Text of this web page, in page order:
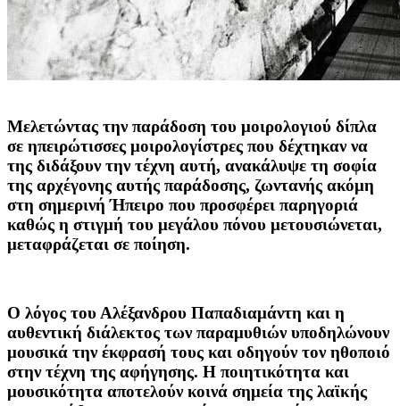
Μελετώντας την παράδοση του μοιρολογιού δίπλα
σε ηπειρώτισσες μοιρολογίστρες που δέχτηκαν να
της διδάξουν την τέχνη αυτή, ανακάλυψε τη σοφία
της αρχέγονης αυτής παράδοσης, ζωντανής ακόμη
στη σημερινή Ήπειρο που προσφέρει παρηγοριά
καθώς η στιγμή του μεγάλου πόνου μετουσιώνεται,
μεταφράζεται σε ποίηση.
Ο λόγος του Αλέξανδρου Παπαδιαμάντη και η
αυθεντική διάλεκτος των παραμυθιών υποδηλώνουν
μουσικά την έκφρασή τους και οδηγούν τον ηθοποιό
στην τέχνη της αφήγησης. Η ποιητικότητα και
μουσικότητα αποτελούν κοινά σημεία της λαϊκής